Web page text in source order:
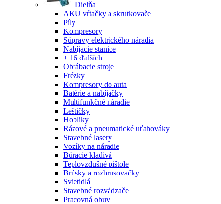
Dielňa
AKU vŕtačky a skrutkovače
Píly
Kompresory
Súpravy elektrického náradia
Nabíjacie stanice
+ 16 ďalších
Obrábacie stroje
Frézky
Kompresory do auta
Batérie a nabíjačky
Multifunkčné náradie
Leštičky
Hoblíky
Rázové a pneumatické uťahováky
Stavebné lasery
Vozíky na náradie
Búracie kladivá
Teplovzdušné pištole
Brúsky a rozbrusovačky
Svietidlá
Stavebné rozvádzače
Pracovná obuv